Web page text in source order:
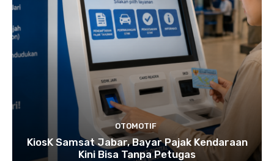
OTOMOTIF
KiosK Samsat Jabar, Bayar Pajak Kendaraan
Kini Bisa Tanpa Petugas